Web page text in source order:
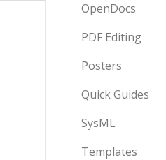
OpenDocs
PDF Editing
Posters
Quick Guides
SysML
Templates